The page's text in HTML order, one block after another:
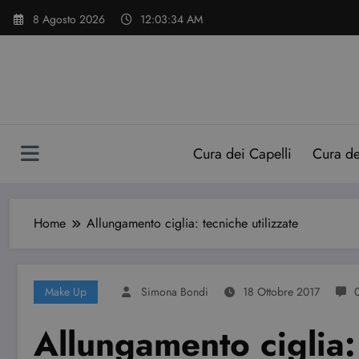
8 Agosto 2026 12:03:35 AM
Cura dei Capelli Cura
Home Allungamento ciglia: tecniche utilizzate
Make Up Simona Bondi 18 Ottobre 2017
Allungamento